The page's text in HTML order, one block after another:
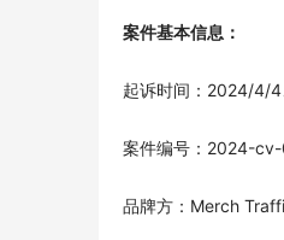
案件基本信息：
起诉时间：2024/4/
案件编号：2024-
品牌方：Merch